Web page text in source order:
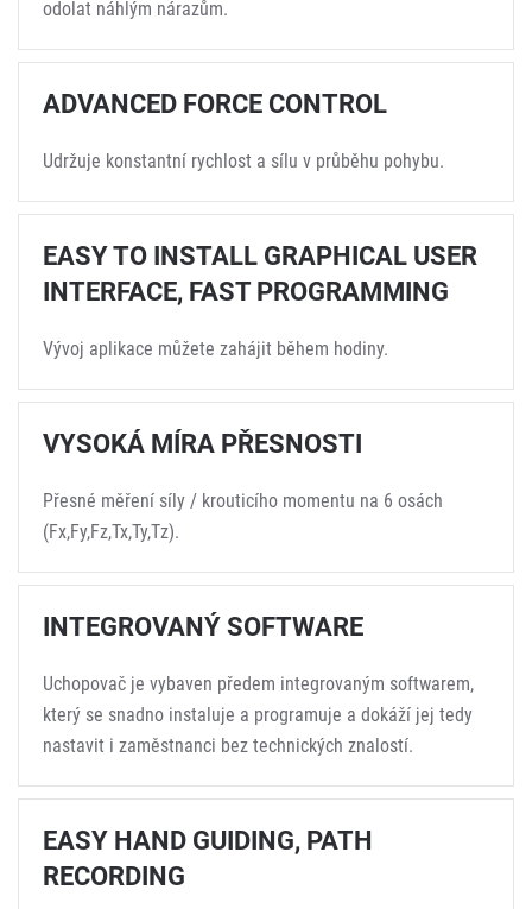
odolat náhlým nárazům.
ADVANCED FORCE CONTROL
Udržuje konstantní rychlost a sílu v průběhu pohybu.
EASY TO INSTALL GRAPHICAL USER
INTERFACE, FAST PROGRAMMING
Vývoj aplikace můžete zahájit během hodiny.
VYSOKÁ MÍRA PŘESNOSTI
Přesné měření síly / krouticího momentu na 6 osách
(Fx,Fy,Fz,Tx,Ty,Tz).
INTEGROVANÝ SOFTWARE
Uchopovač je vybaven předem integrovaným softwarem,
který se snadno instaluje a programuje a dokáží jej tedy
nastavit i zaměstnanci bez technických znalostí.
EASY HAND GUIDING, PATH
RECORDING